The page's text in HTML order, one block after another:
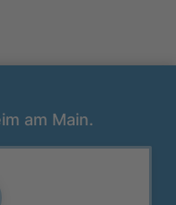
am Main.